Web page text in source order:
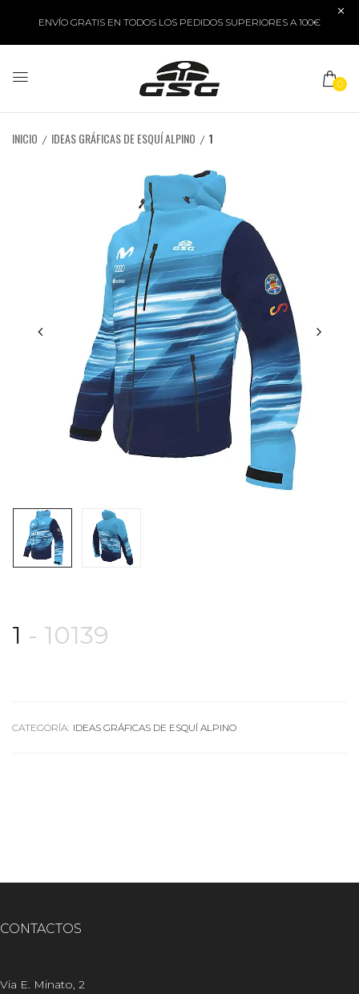
ENVÍO GRATIS EN TODOS LOS PEDIDOS SUPERIORES A 100€
0
INICIO IDEAS GRÁFICAS DE ESQUÍ ALPINO 1
1 - 10139
CATEGORÍA: IDEAS GRÁFICAS DE ESQUÍ ALPINO
CONTACTOS
Via E. Minato, 2